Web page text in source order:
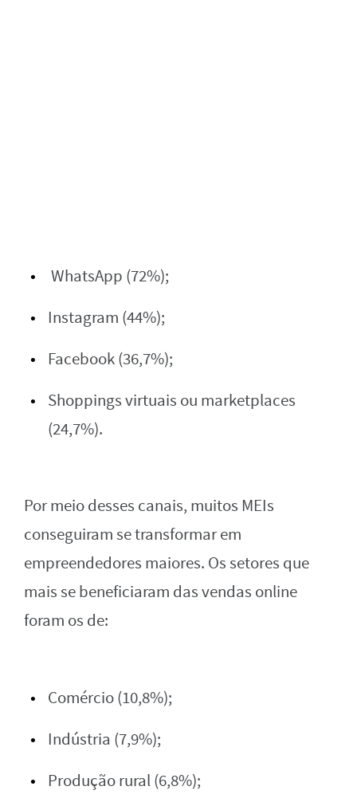
WhatsApp (72%);
Instagram (44%);
Facebook (36,7%);
Shoppings virtuais ou marketplaces
(24,7%).
Por meio desses canais, muitos MEIs
conseguiram se transformar em
empreendedores maiores. Os setores que
mais se beneficiaram das vendas online
foram os de:
Comércio (10,8%);
Indústria (7,9%);
Produção rural (6,8%);